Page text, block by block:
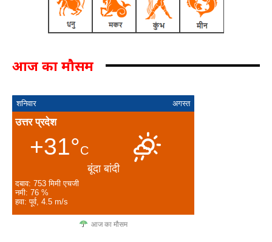
आज का मौसम
शनिवार अगस्त
उत्तर प्रदेश
+31°C
बूंदा बांदी
दबाव: 753 मिमी एचजी
नमी: 76 %
हवा: पूर्व, 4.5 m/s
आज का मौसम